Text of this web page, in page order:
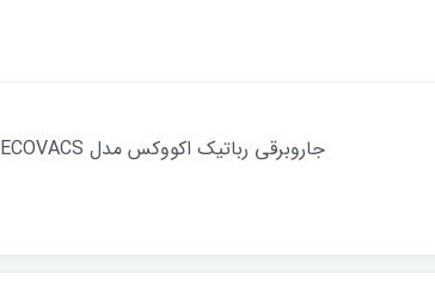
بدلیل نوسانات ارز قبل از ثبت سفارش موجودی و قیمت بگیرید . جاروبرقی رباتیک اکووکس مدل ECOVACS